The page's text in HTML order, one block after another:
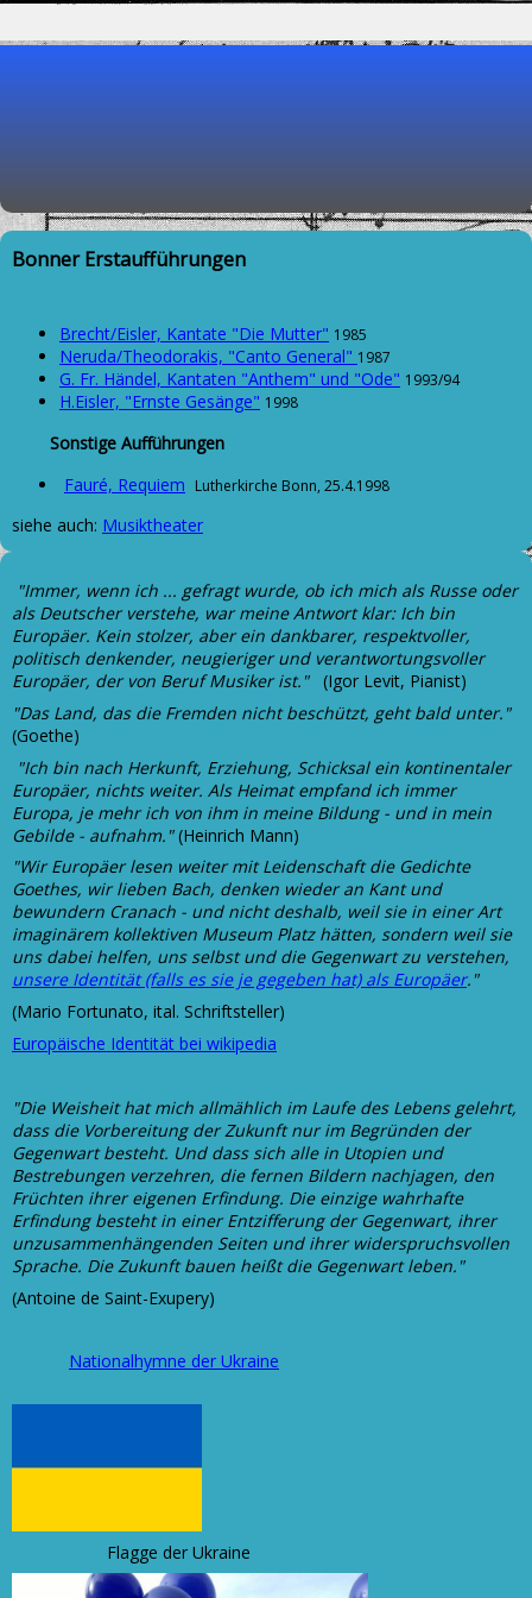
Bonner Erstaufführungen
Brecht/Eisler, Kantate "Die Mutter" 1985
Neruda/Theodorakis, "Canto General" 1987
G. Fr. Händel, Kantaten "Anthem" und "Ode" 1993/94
H.Eisler, "Ernste Gesänge" 1998
Sonstige Aufführungen
Fauré, Requiem Lutherkirche Bonn, 25.4.1998
siehe auch: Musiktheater
"Immer, wenn ich ... gefragt wurde, ob ich mich als Russe oder
als Deutscher verstehe, war meine Antwort klar: Ich bin
Europäer. Kein stolzer, aber ein dankbarer, respektvoller,
politisch denkender, neugieriger und verantwortungsvoller
Europäer, der von Beruf Musiker ist." (Igor Levit, Pianist)
"Das Land, das die Fremden nicht beschützt, geht bald unter."
(Goethe)
"Ich bin nach Herkunft, Erziehung, Schicksal ein kontinentaler
Europäer, nichts weiter. Als Heimat empfand ich immer
Europa, je mehr ich von ihm in meine Bildung - und in mein
Gebilde - aufnahm."(Heinrich Mann)
"Wir Europäer lesen weiter mit Leidenschaft die Gedichte
Goethes, wir lieben Bach, denken wieder an Kant und
bewundern Cranach - und nicht deshalb, weil sie in einer Art
imaginärem kollektiven Museum Platz hätten, sondern weil sie
uns dabei helfen, uns selbst und die Gegenwart zu verstehen,
unsere Identität (falls es sie je gegeben hat) als Europäer."
(Mario Fortunato, ital. Schriftsteller)
Europäische Identität bei wikipedia
"Die Weisheit hat mich allmählich im Laufe des Lebens gelehrt,
dass die Vorbereitung der Zukunft nur im Begründen der
Gegenwart besteht. Und dass sich alle in Utopien und
Bestrebungen verzehren, die fernen Bildern nachjagen, den
Früchten ihrer eigenen Erfindung. Die einzige wahrhafte
Erfindung besteht in einer Entzifferung der Gegenwart, ihrer
unzusammenhängenden Seiten und ihrer widerspruchsvollen
Sprache. Die Zukunft bauen heißt die Gegenwart leben."
(Antoine de Saint-Exupery)
Nationalhymne der Ukraine
Flagge der Ukraine